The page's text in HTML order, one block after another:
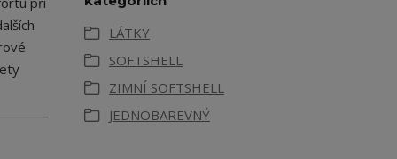
LÁTKY
SOFTSHELL
ZIMNÍ SOFTSHELL
JEDNOBAREVNÝ